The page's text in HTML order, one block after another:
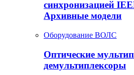
синхронизацией
Архивные модели
Оборудование ВОЛС
Оптические
демультиплексоры